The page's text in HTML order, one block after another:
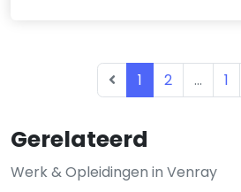
Gerelateerd
Werk & Opleidingen in Venray
1 2 ... 1